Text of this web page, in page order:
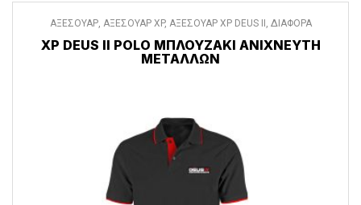
ΑΞΕΣΟΥΑΡ, ΑΞΕΣΟΥΑΡ XP, ΑΞΕΣΟΥΑΡ XP DEUS II , ΔΙΑΦΟΡΑ
XP DEUS II POLO ΜΠΛΟΥΖΆΚΙ ΑΝΙΧΝΕΥΤΉ
ΜΕΤΆΛΛΩΝ